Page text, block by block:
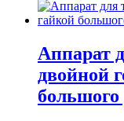
Аппарат
двойной
большого